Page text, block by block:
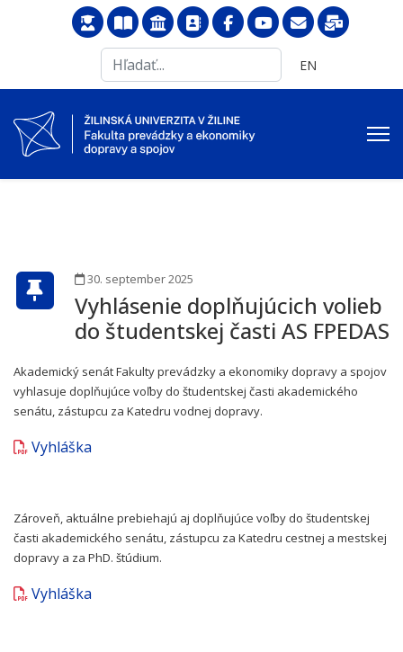
...
Vyberte váš jazyk
EN
30. september 2025
Vyhlásenie doplňujúcich volieb
do študentskej časti AS FPEDAS
Akademický senát Fakulty prevádzky a ekonomiky dopravy a spojov
vyhlasuje doplňujúce voľby do študentskej časti akademického
senátu, zástupcu za Katedru vodnej dopravy.
Vyhláška
Zároveň, aktuálne prebiehajú aj doplňujúce voľby do študentskej
časti akademického senátu, zástupcu za Katedru cestnej a mestskej
dopravy a za PhD. štúdium.
Vyhláška